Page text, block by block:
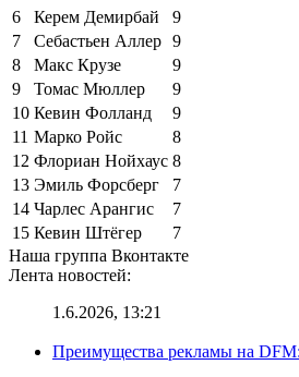
6
Керем Демирбай
9
7
Себастьен Аллер 9
8
Макс Крузе
9
9
Томас Мюллер
9
10 Кевин Фолланд
9
11 Марко Ройс
8
12 Флориан Нойхаус 8
13 Эмиль Форсберг
7
14 Чарлес Арангис
7
15 Кевин Штёгер
7
Наша группа Вконтакте
Лента новостей:
1.6.2026, 13:21
Преимущества рекламы на